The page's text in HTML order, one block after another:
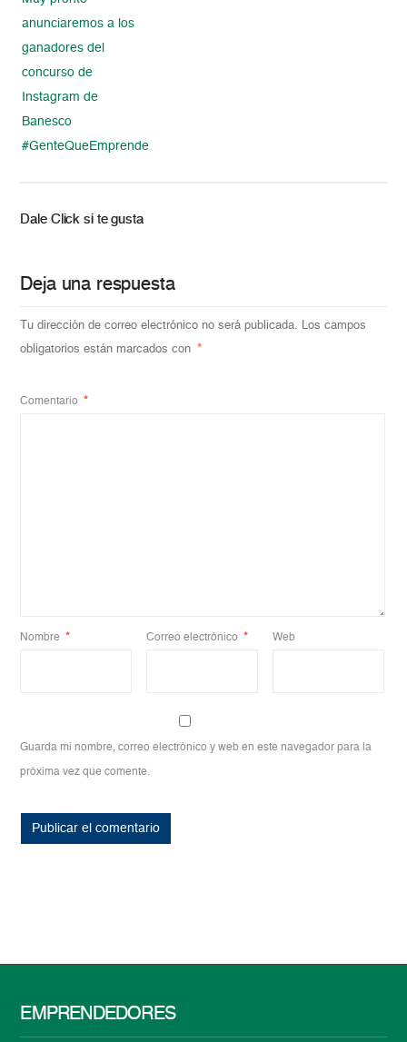
anunciaremos a los
ganadores del
concurso de
Instagram de
Banesco
#GenteQueEmprende
Dale Click si te gusta
Deja una respuesta
Tu dirección de correo electrónico no será publicada. Los campos
obligatorios están marcados con *
Comentario *
Nombre * Correo electrónico * Web
Guarda mi nombre, correo electrónico y web en este navegador para la
próxima vez que comente.
EMPRENDEDORES